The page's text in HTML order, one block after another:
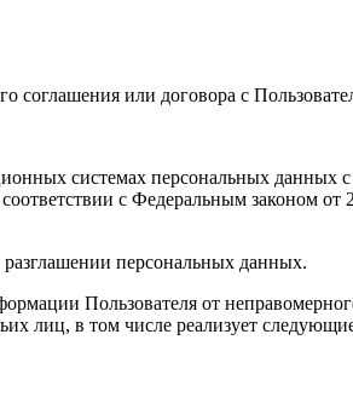
соглашения или договора с
системах персональных данных с
соответствии с Федеральным законом
персональных данных.
Пользователя от
лиц, в том числе реализует